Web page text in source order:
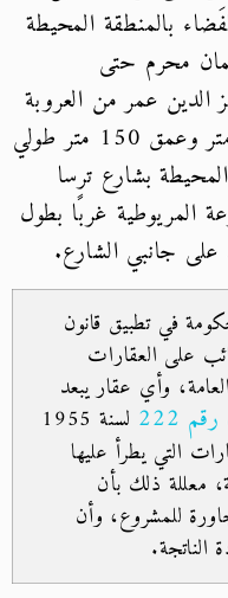
بالمنطقة المحيطة
محرم حتى
وعز الدين عمر من العروبة
حتى شارع الهرم بطول 1.1 كيلومتر وعمق 150 متر طولي
بشارع ترسا
المريوطية غربًا بطول
في تطبيق قانون
على العقارات
وأي عقار يبعد
222
لسنة 1955
التي يطرأ عليها
معللة ذلك بأن
للمشروع، وأن